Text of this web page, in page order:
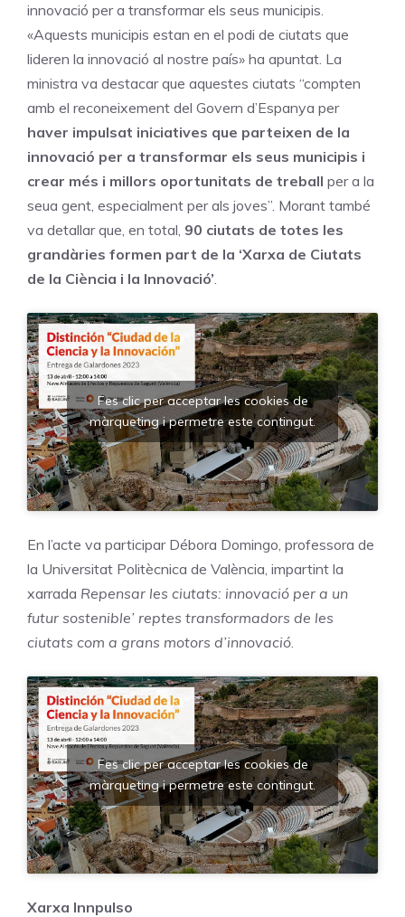
innovació per a transformar els seus municipis.
«Aquests municipis estan en el podi de ciutats que
lideren la innovació al nostre país» ha apuntat. La
ministra va destacar que aquestes ciutats “compten
amb el reconeixement del Govern d’Espanya per
haver impulsat iniciatives que parteixen de la
innovació per a transformar els seus municipis i
crear més i millors oportunitats de treball per a la
seua gent, especialment per als joves”. Morant també
va detallar que, en total, 90 ciutats de totes les
grandàries formen part de la ‘Xarxa de Ciutats
de la Ciència i la Innovació’.
Fes clic per acceptar les cookies de
màrqueting i permetre este contingut.
En l’acte va participar Débora Domingo, professora de
la Universitat Politècnica de València, impartint la
xarrada Repensar les ciutats: innovació per a un
futur sostenible’ reptes transformadors de les
ciutats com a grans motors d’innovació
Fes clic per acceptar les cookies de
màrqueting i permetre este contingut.
Xarxa Innpulso